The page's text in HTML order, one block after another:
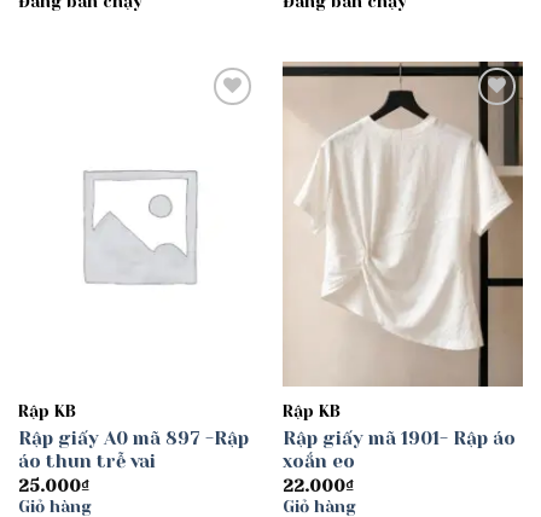
Rập KB
Rập giấy A0 mã 897 -Rập
áo thun trễ vai
25.000₫
Giỏ hàng
wishlist
Rập KB
Rập giấy mã 1901- Rập áo
xoắn eo
22.000₫
Giỏ hàng